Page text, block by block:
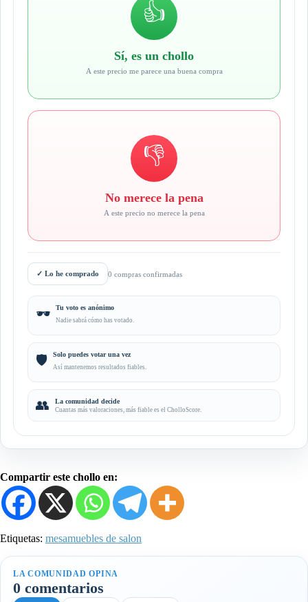
👍
Sí, es un chollo
A este precio me parece una buena compra
👎
No merece la pena
A este precio no merece la pena
✓ Lo he comprado 0 compras confirmadas
🕶️ Tu voto es anónimo
Nadie sabrá cómo has votado.
🛡️ Solo puedes votar una vez
Así mantenemos resultados fiables.
👥 La comunidad decide
Cuantas más valoraciones, más fiable es el CholloScore.
Compartir este chollo en:
Etiquetas: mesamuebles de salon
LA COMUNIDAD OPINA
0 comentarios